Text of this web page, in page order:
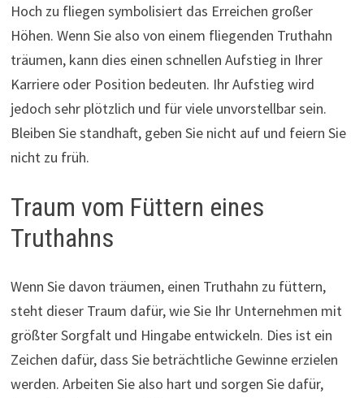
Hoch zu fliegen symbolisiert das Erreichen großer
Höhen. Wenn Sie also von einem fliegenden Truthahn
träumen, kann dies einen schnellen Aufstieg in Ihrer
Karriere oder Position bedeuten. Ihr Aufstieg wird
jedoch sehr plötzlich und für viele unvorstellbar sein.
Bleiben Sie standhaft, geben Sie nicht auf und feiern Sie
nicht zu früh.
Traum vom Füttern eines
Truthahns
Wenn Sie davon träumen, einen Truthahn zu füttern,
steht dieser Traum dafür, wie Sie Ihr Unternehmen mit
größter Sorgfalt und Hingabe entwickeln. Dies ist ein
Zeichen dafür, dass Sie beträchtliche Gewinne erzielen
werden. Arbeiten Sie also hart und sorgen Sie dafür,